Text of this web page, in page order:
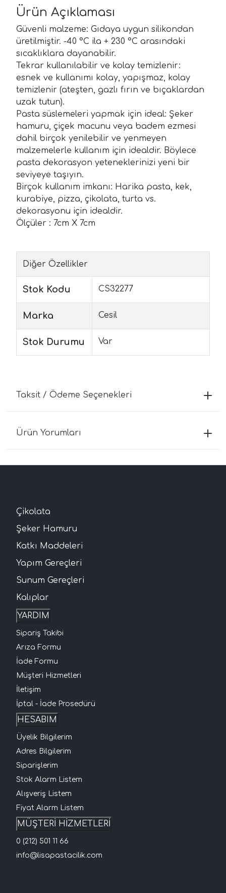
Ürün Açıklaması
Güvenli malzeme: Gıdaya uygun silikondan
üretilmiştir. -40 °C ila + 230 °C arasındaki
sıcaklıklara dayanabilir.
Tekrar kullanılabilir ve kolay temizlenir:
esnek ve kullanımı kolay, yapışmaz, kolay
temizlenir (ateşten, gazlı fırın ve bıçaklardan
uzak tutun).
Pasta süslemeleri yapmak için ideal: Şeker
hamuru, çiçek macunu veya badem ezmesi
dahil birçok yenilebilir ve yenmeyen
malzemelerle kullanım için idealdir. Böylece
pasta dekorasyon yeteneklerinizi yeni bir
seviyeye taşıyın.
Birçok kullanım imkanı: Harika pasta, kek,
kurabiye, pizza, çikolata, turta vs.
dekorasyonu için idealdir.
Ölçüler : 7cm X 7cm
Diğer Özellikler
Stok Kodu CS32277
Marka Cesil
Stok Durumu Var
Taksit / Ödeme Seçenekleri
Ürün Yorumları
Çikolata
Şeker Hamuru
Katkı Maddeleri
Yapım Gereçleri
Sunum Gereçleri
Kalıplar
YARDIM
Sipariş Takibi
Arıza Formu
İade Formu
Müşteri Hizmetleri
İletişim
İptal - İade Prosedürü
HESABIM
Üyelik Bilgilerim
Adres Bilgilerim
Siparişlerim
Stok Alarm Listem
Alışveriş Listem
Fiyat Alarm Listem
MÜŞTERİ HİZMETLERİ
0 (212) 501 11 66
info@lisapastacilik.com